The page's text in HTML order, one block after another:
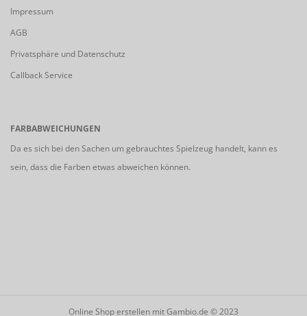
Impressum
AGB
Privatsphäre und Datenschutz
Callback Service
FARBABWEICHUNGEN
Da es sich bei den Sachen um gebrauchtes Spielzeug handelt, kann es
sein, dass die Farben etwas abweichen können.
Online Shop erstellen mit Gambio.de © 2023